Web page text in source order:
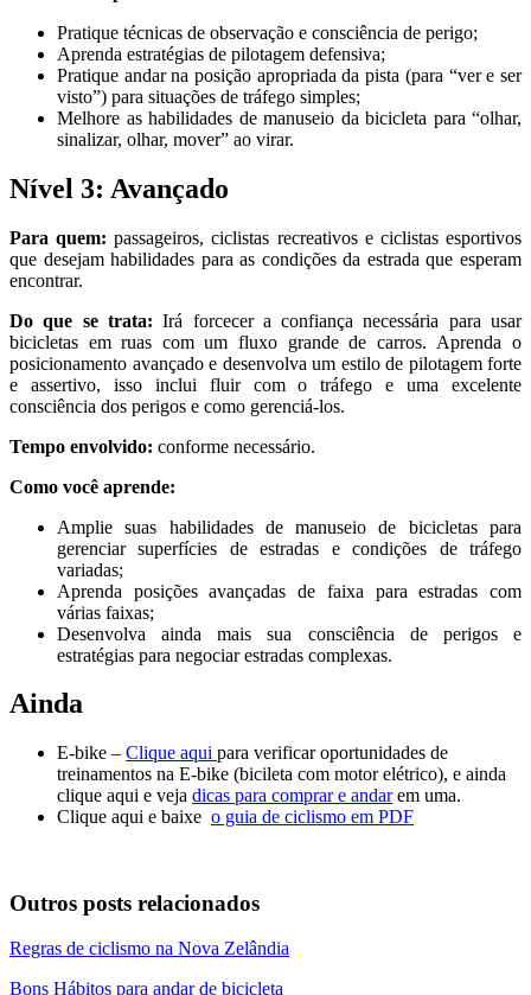
Pratique técnicas de observação e consciência de perigo;
Aprenda estratégias de pilotagem defensiva;
Pratique andar na posição apropriada da pista (para “ver e ser
visto”) para situações de tráfego simples;
Melhore as habilidades de manuseio da bicicleta para “olhar,
sinalizar, olhar, mover” ao virar.
Nível 3: Avançado
Para quem: passageiros, ciclistas recreativos e ciclistas esportivos
que desejam habilidades para as condições da estrada que esperam
encontrar.
Do que se trata:Irá forcecer a confiança necessária para usar
bicicletas em ruas com um fluxo grande de carros. Aprenda o
posicionamento avançado e desenvolva um estilo de pilotagem forte
e assertivo, isso inclui fluir com o tráfego e uma excelente
consciência dos perigos e como gerenciá-los.
Tempo envolvido: conforme necessário.
Como você aprende:
Amplie suas habilidades de manuseio de bicicletas para
gerenciar superfícies de estradas e condições de tráfego
variadas;
Aprenda posições avançadas de faixa para estradas com
várias faixas;
Desenvolva ainda mais sua consciência de perigos e
estratégias para negociar estradas complexas.
Ainda
E-bike – Clique aqui para verificar oportunidades de
treinamentos na E-bike (bicileta com motor elétrico), e ainda
clique aqui e veja dicas para comprar e andarem uma.
Clique aqui e baixe o guia de ciclismo em PDF
Outros posts relacionados
Regras de ciclismo na Nova Zelândia
Bons Hábitos para andar de bicicleta